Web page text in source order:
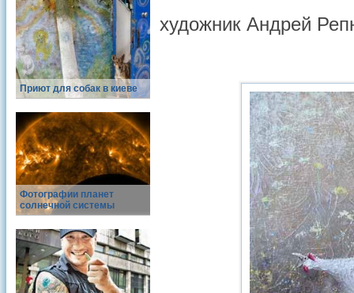
Приют для собак в киеве
Фотографии планет
солнечной системы
художник Андрей